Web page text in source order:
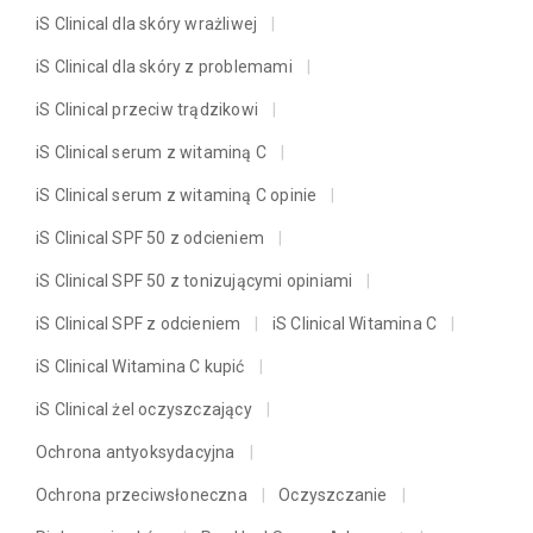
iS Clinical dla skóry wrażliwej
iS Clinical dla skóry z problemami
iS Clinical przeciw trądzikowi
iS Clinical serum z witaminą C
iS Clinical serum z witaminą C opinie
iS Clinical SPF 50 z odcieniem
iS Clinical SPF 50 z tonizującymi opiniami
iS Clinical SPF z odcieniem iS Clinical Witamina C
iS Clinical Witamina C kupić
iS Clinical żel oczyszczający
Ochrona antyoksydacyjna
Ochrona przeciwsłoneczna Oczyszczanie